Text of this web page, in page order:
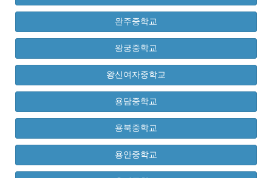
완주중학교
왕궁중학교
왕신여자중학교
용담중학교
용북중학교
용안중학교